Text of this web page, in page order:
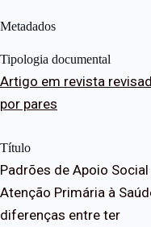
o
Metadados
Tipologia documental
Artigo em revista
por pares
Título
Padrões de Apoio Social
Atenção Primária à
diferenças entre ter